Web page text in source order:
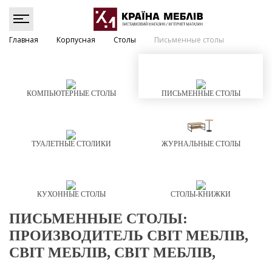
Главная Корпусная Столы Письменные столы
КОМПЬЮТЕРНЫЕ СТОЛЫ ПИСЬМЕННЫЕ СТОЛЫ
ТУАЛЕТНЫЕ СТОЛИКИ ЖУРНАЛЬНЫЕ СТОЛЫ
КУХОННЫЕ СТОЛЫ СТОЛЫ-КНИЖКИ
ПИСЬМЕННЫЕ СТОЛЫ:
ПРОИЗВОДИТЕЛЬ СВІТ МЕБЛІВ,
СВІТ МЕБЛІВ, СВІТ МЕБЛІВ,